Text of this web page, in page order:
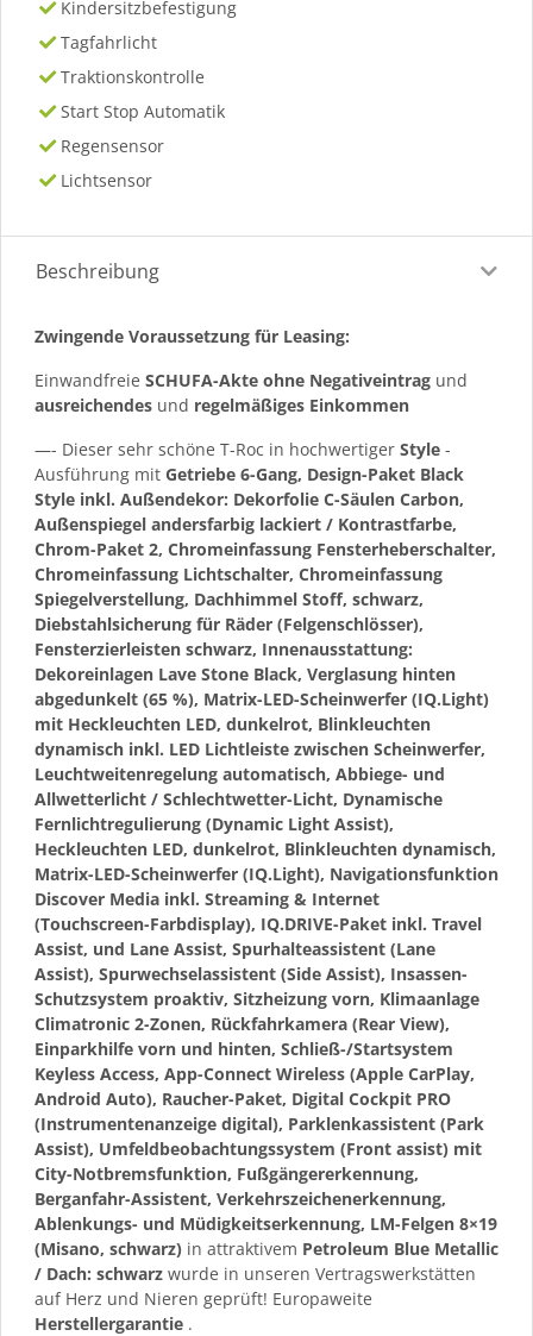
Kindersitzbefestigung
Tagfahrlicht
Traktionskontrolle
Start Stop Automatik
Regensensor
Lichtsensor
Beschreibung
Zwingende Voraussetzung für Leasing:
Einwandfreie SCHUFA-Akte ohne Negativeintrag und
ausreichendes und regelmäßiges Einkommen
—- Dieser sehr schöne T-Roc in hochwertiger Style -
Ausführung mit Getriebe 6-Gang, Design-Paket Black
Style inkl. Außendekor: Dekorfolie C-Säulen Carbon,
Außenspiegel andersfarbig lackiert / Kontrastfarbe,
Chrom-Paket 2, Chromeinfassung Fensterheberschalter,
Chromeinfassung Lichtschalter, Chromeinfassung
Spiegelverstellung, Dachhimmel Stoff, schwarz,
Diebstahlsicherung für Räder (Felgenschlösser),
Fensterzierleisten schwarz, Innenausstattung:
Dekoreinlagen Lave Stone Black, Verglasung hinten
abgedunkelt (65 %), Matrix-LED-Scheinwerfer (IQ.Light)
mit Heckleuchten LED, dunkelrot, Blinkleuchten
dynamisch inkl. LED Lichtleiste zwischen Scheinwerfer,
Leuchtweitenregelung automatisch, Abbiege- und
Allwetterlicht / Schlechtwetter-Licht, Dynamische
Fernlichtregulierung (Dynamic Light Assist),
Heckleuchten LED, dunkelrot, Blinkleuchten dynamisch,
Matrix-LED-Scheinwerfer (IQ.Light), Navigationsfunktion
Discover Media inkl. Streaming & Internet
(Touchscreen-Farbdisplay), IQ.DRIVE-Paket inkl. Travel
Assist, und Lane Assist, Spurhalteassistent (Lane
Assist), Spurwechselassistent (Side Assist), Insassen-
Schutzsystem proaktiv, Sitzheizung vorn, Klimaanlage
Climatronic 2-Zonen, Rückfahrkamera (Rear View),
Einparkhilfe vorn und hinten, Schließ-/Startsystem
Keyless Access, App-Connect Wireless (Apple CarPlay,
Android Auto), Raucher-Paket, Digital Cockpit PRO
(Instrumentenanzeige digital), Parklenkassistent (Park
Assist), Umfeldbeobachtungssystem (Front assist) mit
City-Notbremsfunktion, Fußgängererkennung,
Berganfahr-Assistent, Verkehrszeichenerkennung,
Ablenkungs- und Müdigkeitserkennung, LM-Felgen 8×19
(Misano, schwarz) in attraktivem Petroleum Blue Metallic
/ Dach: schwarz wurde in unseren Vertragswerkstätten
auf Herz und Nieren geprüft! Europaweite
Herstellergarantie .